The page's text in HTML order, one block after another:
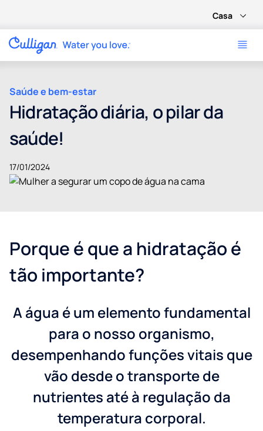
Casa
Saúde e bem-estar
Hidratação diária, o pilar da
saúde!
17/01/2024
Porque é que a hidratação é
tão importante?
A água é um elemento fundamental
para o nosso organismo,
desempenhando funções vitais que
vão desde o transporte de
nutrientes até à regulação da
temperatura corporal.